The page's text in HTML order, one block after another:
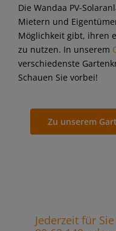
Die Wandaa PV-
Mietern und
Möglichkeit gibt, ihren
zu nutzen. In unserem
verschiedenste
Schauen Sie vorbei!
Zu unserem
Jederzeit für